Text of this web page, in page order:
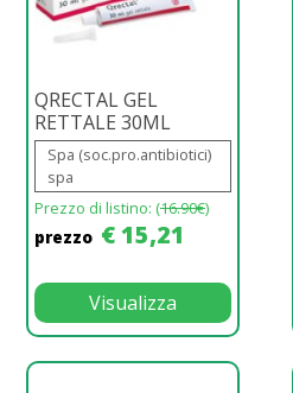
QRECTAL GEL
RETTALE 30ML
Spa (soc.pro.antibiotici)
spa
Prezzo di listino: (16.90€)
prezzo € 15,21
Visualizza